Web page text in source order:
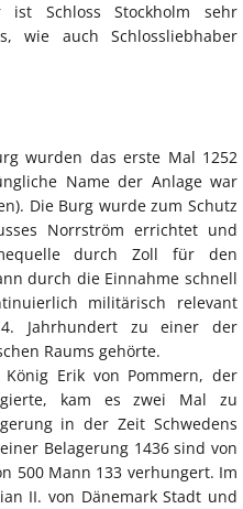
ist Schloss Stockholm sehr
wie auch Schlossliebhaber
wurden das erste Mal 1252
Name der Anlage war
Die Burg wurde zum Schutz
Norrström errichtet und
durch Zoll für den
durch die Einnahme schnell
militärisch relevant
Jahrhundert zu einer der
Raums gehörte.
Erik von Pommern, der
kam es zwei Mal zu
in der Zeit Schwedens
Belagerung 1436 sind von
500 Mann 133 verhungert. Im
II. von Dänemark Stadt und